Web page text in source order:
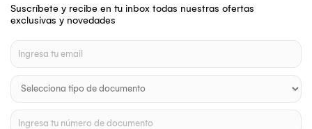
Suscríbete y recibe en tu inbox todas nuestras ofertas
exclusivas y novedades